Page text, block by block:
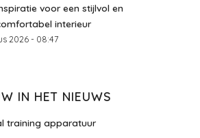
voor een stijlvol en
interieur
2026 - 08:47
IN HET NIEUWS
training apparatuur